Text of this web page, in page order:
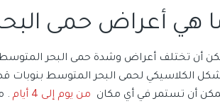
هي أعراض حمى
أن تختلف أعراض وشدة حمى البحر
الكلاسيكي لحمى البحر المتوسط ​​بنوبات
أن تستمر في أي مكان
من يوم إلى 4 أيام
.